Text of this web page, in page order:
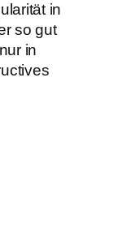
in
so gut
in